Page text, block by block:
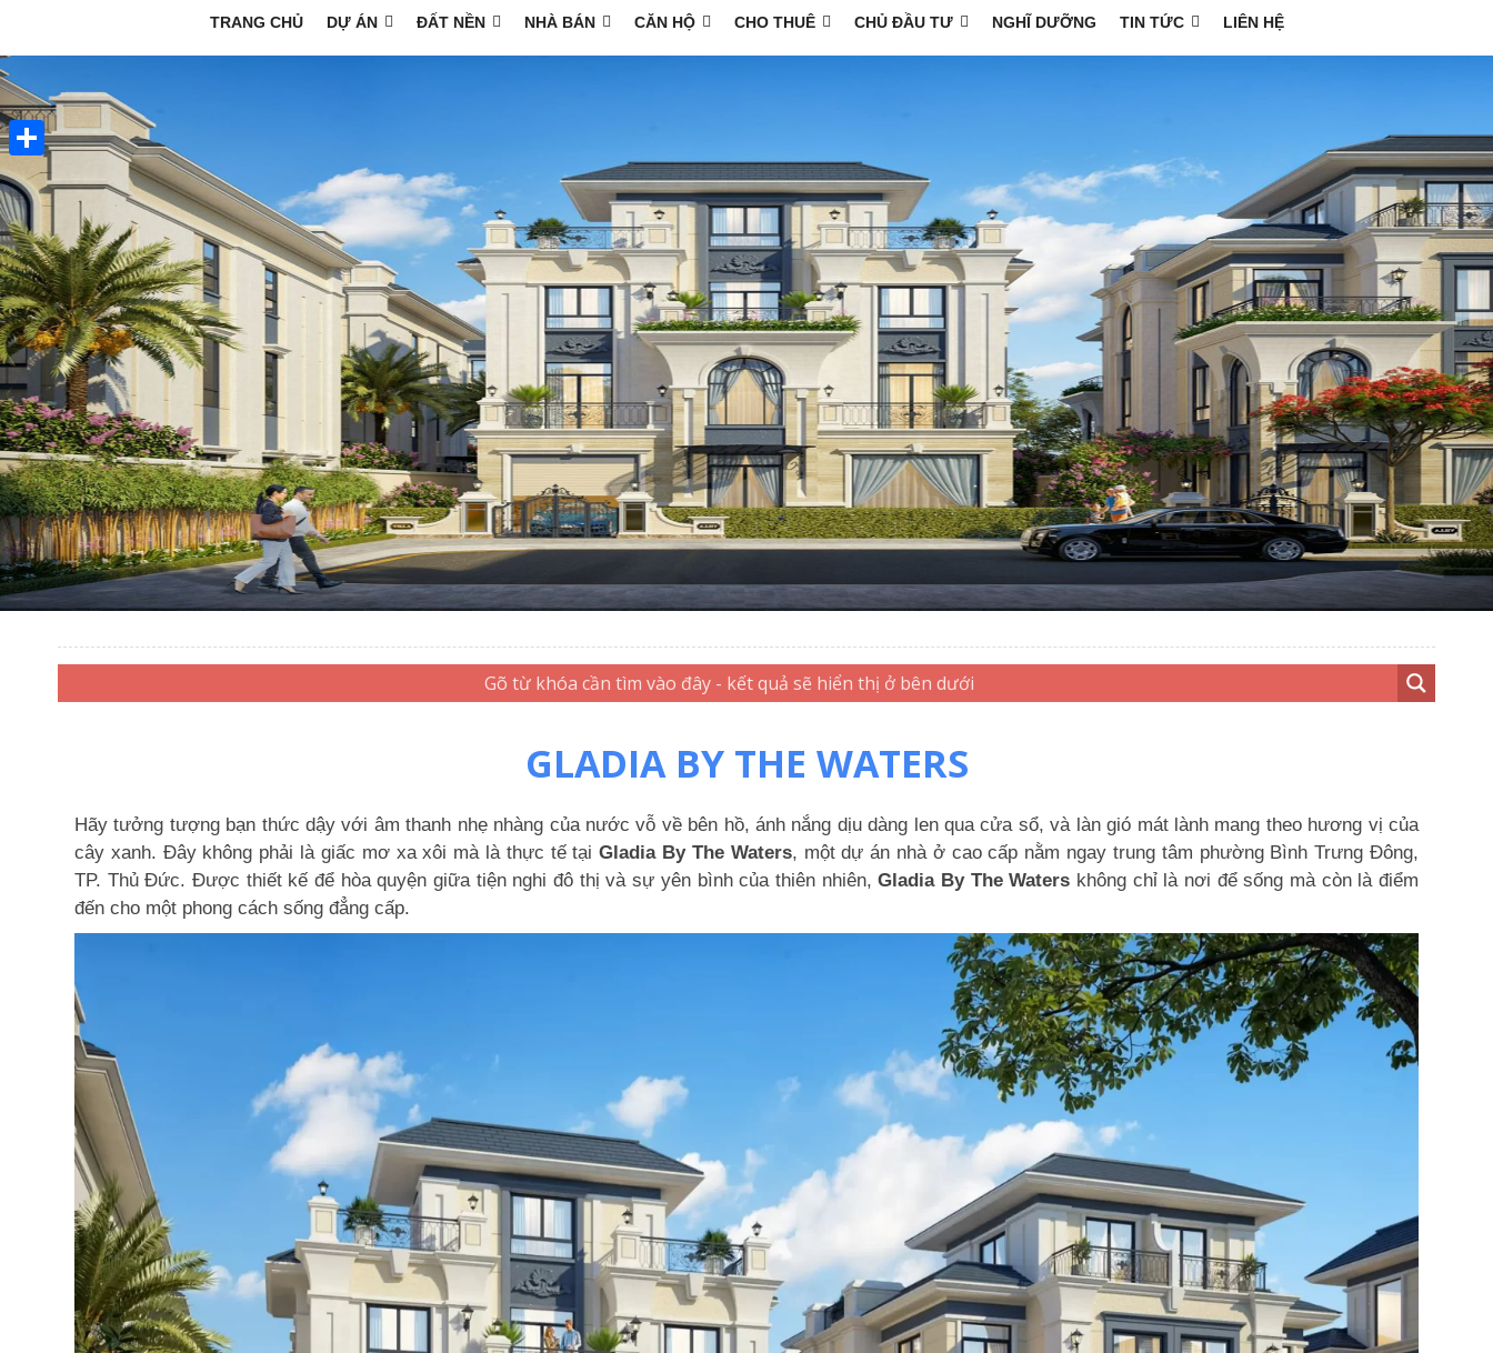
TRANG CHỦ DỰ ÁN ĐẤT NỀN NHÀ BÁN CĂN HỘ CHO THUÊ CHỦ ĐẦU TƯ NGHĨ DƯỠNG TIN TỨC LIÊN HỆ
GLADIA BY THE WATERS
Hãy tưởng tượng bạn thức dậy với âm thanh nhẹ nhàng của nước vỗ về bên hồ, ánh nắng dịu dàng len qua cửa sổ, và làn gió mát lành mang theo hương vị của
cây xanh. Đây không phải là giấc mơ xa xôi mà là thực tế tạiGladia By The Waters, một dự án nhà ở cao cấp nằm ngay trung tâm phường Bình Trưng Đông,
TP. Thủ Đức. Được thiết kế để hòa quyện giữa tiện nghi đô thị và sự yên bình của thiên nhiên,Gladia By The Waters không chỉ là nơi để sống mà còn là điểm
đến cho một phong cách sống đẳng cấp.
Share